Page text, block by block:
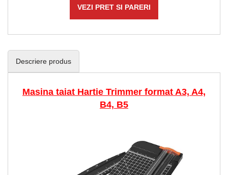
VEZI PRET SI PARERI
Descriere produs
Masina taiat Hartie Trimmer format A3, A4,
B4, B5